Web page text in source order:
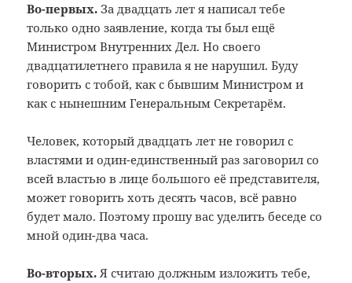
Во-первых. За двадцать лет я написал тебе
только одно заявление, когда ты был ещё
Министром Внутренних Дел. Но своего
двадцатилетнего правила я не нарушил. Буду
говорить с тобой, как с бывшим Министром и
как с нынешним Генеральным Секретарём.
Человек, который двадцать лет не говорил с
властями и один-единственный раз заговорил со
всей властью в лице большого её представителя,
может говорить хоть десять часов, всё равно
будет мало. Поэтому прошу вас уделить беседе со
мной один-два часа.
Во-вторых. Я считаю должным изложить тебе,